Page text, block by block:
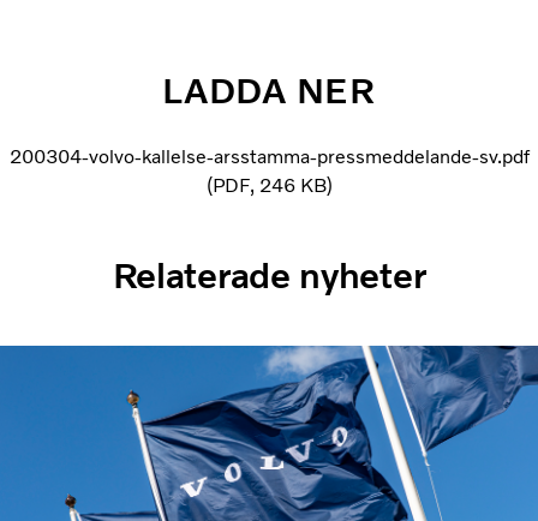
LADDA NER
200304-volvo-kallelse-arsstamma-pressmeddelande-sv.pdf
PDF 246 KB
Relaterade nyheter